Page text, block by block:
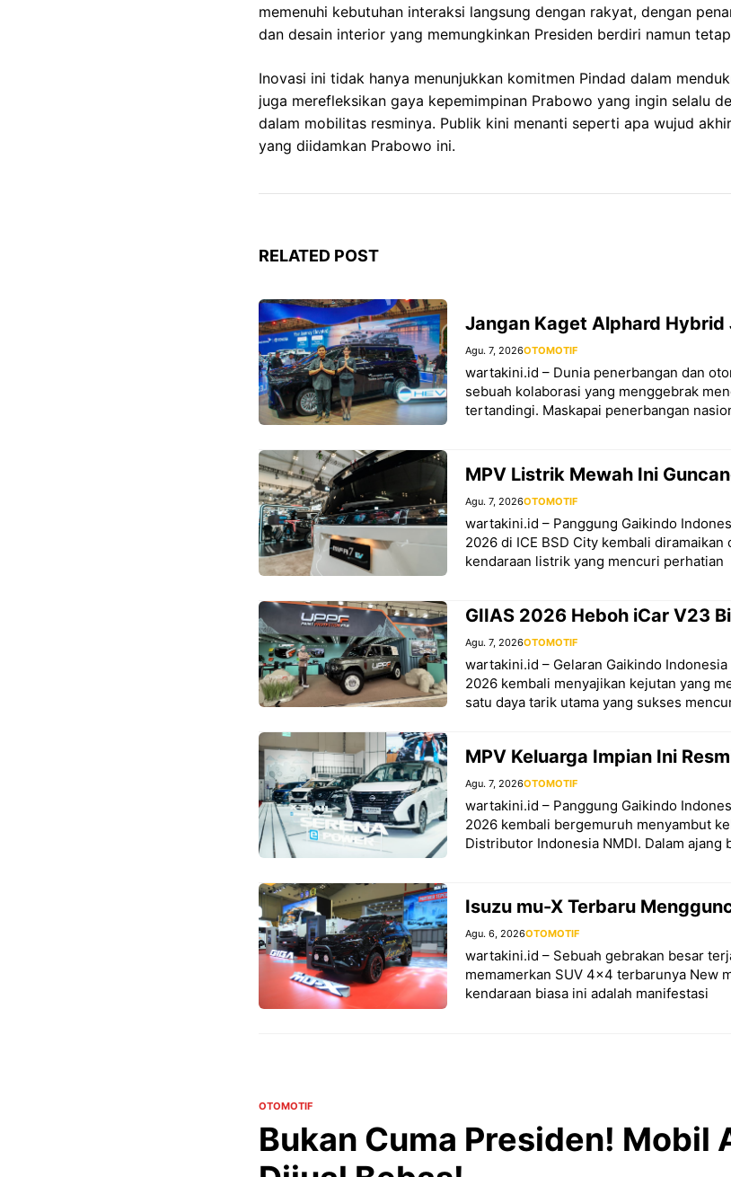
memenuhi kebutuhan interaksi langsung dengan rakyat, dengan
dan desain interior yang memungkinkan Presiden berdiri namun
Inovasi ini tidak hanya menunjukkan komitmen Pindad dalam
juga merefleksikan gaya kepemimpinan Prabowo yang ingin selalu
dalam mobilitas resminya. Publik kini menanti seperti apa wujud
yang diidamkan Prabowo ini.
RELATED POST
Jangan Kaget Alphard
Agu. 7, 2026OTOMOTIF
wartakini.id – Dunia penerbangan dan
sebuah kolaborasi yang menggebrak
tertandingi. Maskapai penerbangan
MPV Listrik Mewah Ini
Agu. 7, 2026OTOMOTIF
wartakini.id – Panggung Gaikindo
2026 di ICE BSD City kembali
kendaraan listrik yang mencuri perhatian
GIIAS 2026 Heboh iCar V23
Agu. 7, 2026OTOMOTIF
wartakini.id – Gelaran Gaikindo
2026 kembali menyajikan kejutan yang
satu daya tarik utama yang sukses
MPV Keluarga Impian Ini
Agu. 7, 2026OTOMOTIF
wartakini.id – Panggung Gaikindo
2026 kembali bergemuruh menyambut
Distributor Indonesia NMDI. Dalam ajang
Isuzu mu-X Terbaru
Agu. 6, 2026OTOMOTIF
wartakini.id – Sebuah gebrakan besar
memamerkan SUV 4×4 terbarunya New
kendaraan biasa ini adalah manifestasi
OTOMOTIF
Bukan Cuma Presiden! Mobil